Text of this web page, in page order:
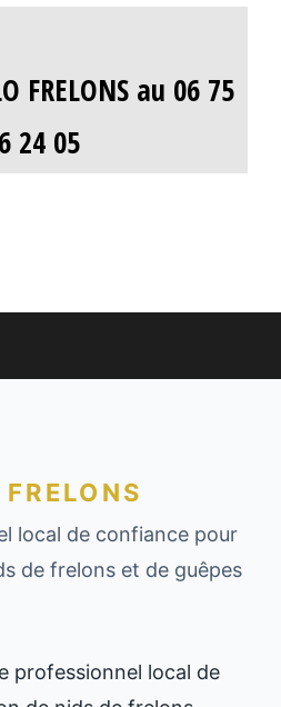
FRELONS au 06 75
24 05
local de confiance pour
de frelons et de guêpes
professionnel local de